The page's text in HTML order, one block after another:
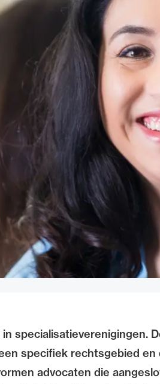
specialisatieverenigingen.
specifiek rechtsgebied en
advocaten die
Van de